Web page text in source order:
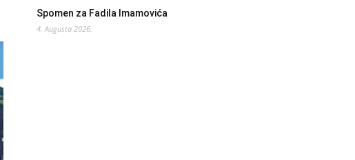
Spomen za Fadila Imamovića
4. Augusta 2026.